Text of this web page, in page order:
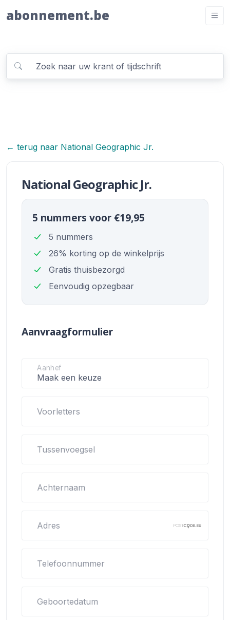
abonnement.be
← terug naar National Geographic Jr.
National Geographic Jr.
5 nummers voor €19,95
5 nummers
26% korting op de winkelprijs
Gratis thuisbezorgd
Eenvoudig opzegbaar
Aanvraagformulier
Aanhef
Voorletters
Tussenvoegsel
Achternaam
Adres
Telefoonnummer
Geboortedatum